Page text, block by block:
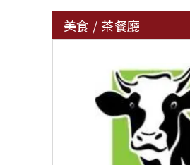
美食 / 茶餐廳